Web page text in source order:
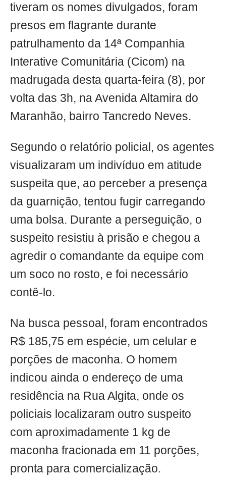
tiveram os nomes divulgados, foram
presos em flagrante durante
patrulhamento da 14ª Companhia
Interative Comunitária (Cicom) na
madrugada desta quarta-feira (8), por
volta das 3h, na Avenida Altamira do
Maranhão, bairro Tancredo Neves.
Segundo o relatório policial, os agentes
visualizaram um indivíduo em atitude
suspeita que, ao perceber a presença
da guarnição, tentou fugir carregando
uma bolsa. Durante a perseguição, o
suspeito resistiu à prisão e chegou a
agredir o comandante da equipe com
um soco no rosto, e foi necessário
contê-lo.
Na busca pessoal, foram encontrados
R$ 185,75 em espécie, um celular e
porções de maconha. O homem
indicou ainda o endereço de uma
residência na Rua Algita, onde os
policiais localizaram outro suspeito
com aproximadamente 1 kg de
maconha fracionada em 11 porções,
pronta para comercialização.